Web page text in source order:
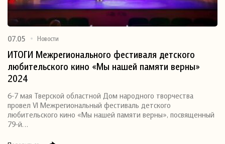
07.05 Новости
ИТОГИ Межрегионального фестиваля детского
любительского кино «Мы нашей памяти верны»
2024
6-7 мая Тверской областной Дом народного творчества
провел VI Межрегиональный фестиваль детского
любительского кино «Мы нашей памяти верны», посвященный
79-й…